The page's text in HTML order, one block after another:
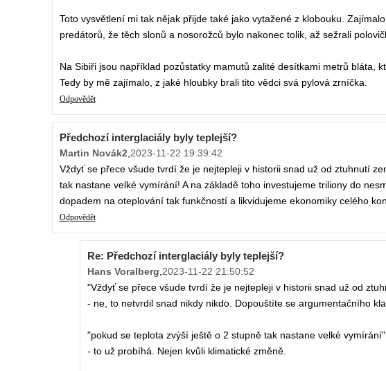
Toto vysvětlení mi tak nějak přijde také jako vytažené z klobouku.
predátorů, že těch slonů a nosorožců bylo nakonec tolik, až sežrali
Na Sibiři jsou například pozůstatky mamutů zalité desítkami metrů bláta,
Tedy by mě zajímalo, z jaké hloubky brali tito vědci svá pylová zrníčka.
Odpovědět
Předchozí interglaciály byly teplejší?
Martin Novák2,2023-11-22 19:39:42
Vždyť se přece všude tvrdí že je nejtepleji v historii snad už od ztuhnutí
tak nastane velké vymírání! A na základě toho investujeme triliony do
dopadem na oteplování tak funkčností a likvidujeme ekonomiky celého
Odpovědět
Re: Předchozí interglaciály byly teplejší?
Hans Voralberg,2023-11-22 21:50:52
"Vždyť se přece všude tvrdí že je nejtepleji v historii snad už od
- ne, to netvrdil snad nikdy nikdo. Dopouštíte se argumentačního
"pokud se teplota zvýší ještě o 2 stupně tak nastane velké vymírání"
- to už probíhá. Nejen kvůli klimatické změně.